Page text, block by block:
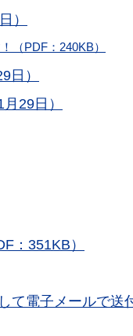
）
（PDF：240KB）
日）
29日）
：351KB）
て電子メールで送